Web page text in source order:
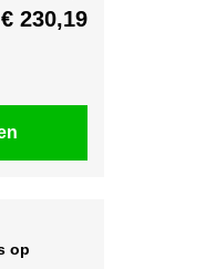
€ 230,19
op